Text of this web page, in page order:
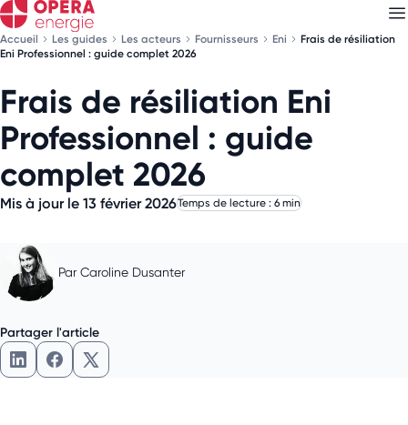
Accueil Les guides Les acteurs Fournisseurs Eni
Frais de résiliation
Eni Professionnel : guide complet 2026
Frais de résiliation Eni
Professionnel : guide
complet 2026
Mis à jour le 13 février 2026Temps de lecture : 6 min
Par Caroline Dusanter
Partager l'article
Partager l'article sur LinkedIn
Partager l'article sur Facebook
Partager l'article sur X
Découvrez nosnewsletters
Choisissez les newsletters qui vous intéressent